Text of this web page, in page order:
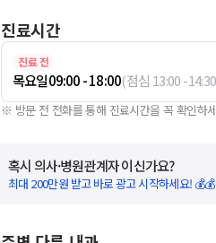
진료시간
진료 전
목요일09:00 - 18:00(점심 13:00-14:30
※ 방문 전 전화를 통해 진료시간을 꼭 확인하
혹시 의사·병원관계자 이신가요?
최대 200만원 받고 바로 광고 시작하세요! 💰💰